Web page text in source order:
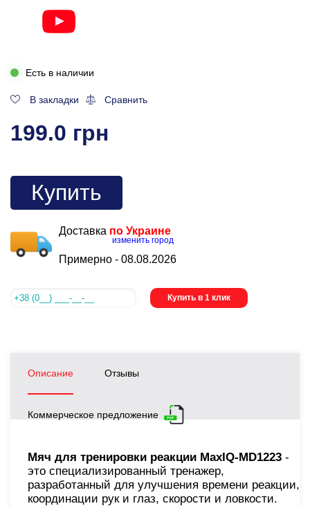
Есть в наличии
В закладки Сравнить
199.0 грн
Купить
Доставка по Украине
изменить город
Примерно - 08.08.2026
Купить в 1 клик
Описание Отзывы
Коммерческое предложение
Мяч для тренировки реакции MaxIQ-MD1223 -
это специализированный тренажер,
разработанный для улучшения времени реакции,
координации рук и глаз, скорости и ловкости.